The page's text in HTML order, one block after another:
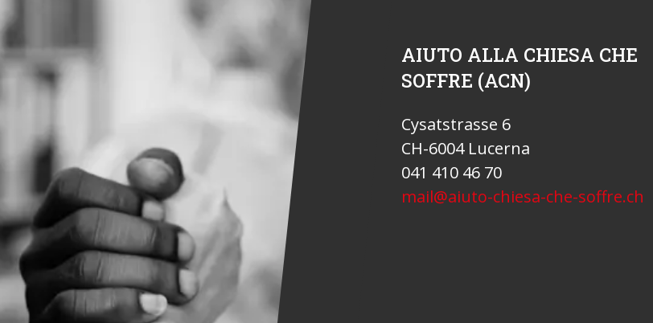
AIUTO ALLA CHIESA CHE
SOFFRE (ACN)
Cysatstrasse 6
CH-6004 Lucerna
041 410 46 70
mail@aiuto-chiesa-che-soffre.ch